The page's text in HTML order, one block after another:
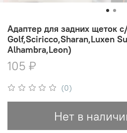
(0)
Адаптер для задних щеток
Golf,Sciricco,Sharan,Luxen
Alhambra,Leon)
105 ₽
Нет в